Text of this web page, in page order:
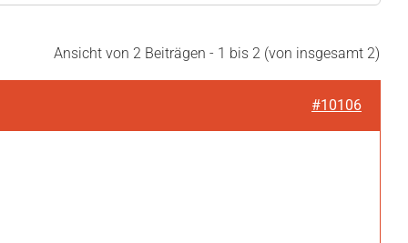
Ansicht von 2 Beiträgen - 1 bis 2 (von insgesamt 2)
#10106